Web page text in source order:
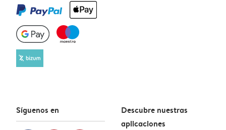
Síguenos en
Descubre nuestras
aplicaciones